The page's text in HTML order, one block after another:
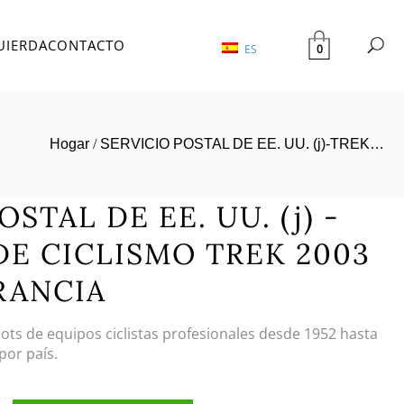
CONTACTO ES 0
Hogar / SERVICIO POSTAL DE EE. UU. (j)-TREK…
DE EE. UU. (j) -
CICLISMO TREK 2003
de equipos ciclistas profesionales desde 1952 hasta
país.